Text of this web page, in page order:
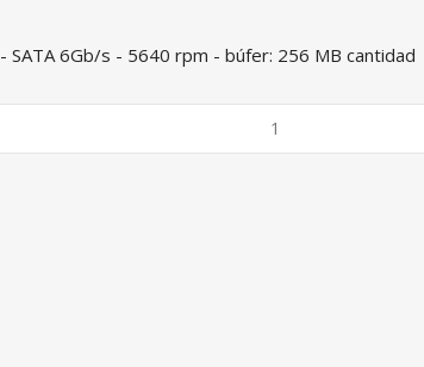
6Gb/s - 5640 rpm - búfer: 256 MB cantidad